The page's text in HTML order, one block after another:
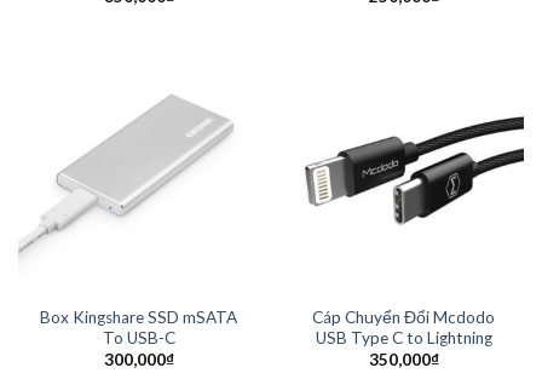
Box Kingshare SSD mSATA
To USB-C
300,000₫
Cáp Chuyển Đổi Mcdodo
USB Type C to Lightning
350,000₫